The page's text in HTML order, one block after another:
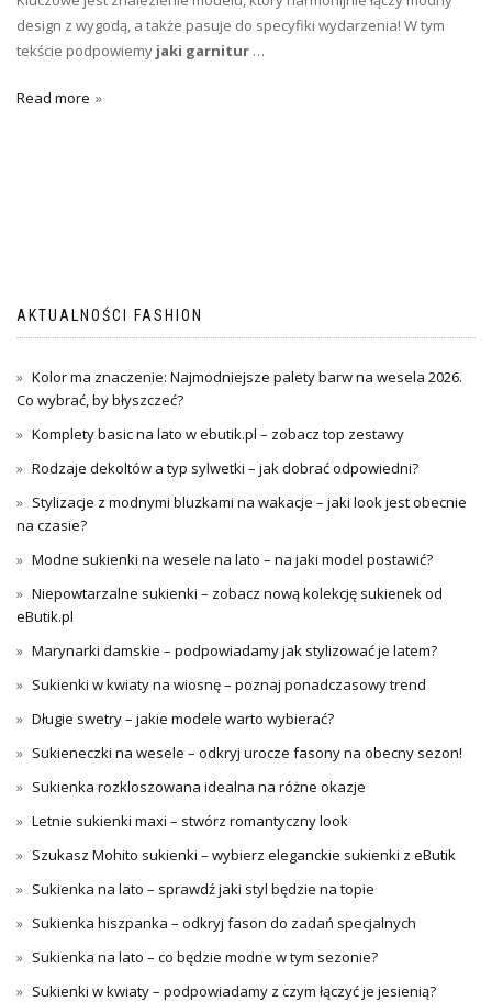
design z wygodą, a także pasuje do specyfiki wydarzenia! W tym
tekście podpowiemy jaki garnitur …
Read more
AKTUALNOŚCI FASHION
Kolor ma znaczenie: Najmodniejsze palety barw na wesela 2026.
Co wybrać, by błyszczeć?
Komplety basic na lato w ebutik.pl – zobacz top zestawy
Rodzaje dekoltów a typ sylwetki – jak dobrać odpowiedni?
Stylizacje z modnymi bluzkami na wakacje – jaki look jest obecnie
na czasie?
Modne sukienki na wesele na lato – na jaki model postawić?
Niepowtarzalne sukienki – zobacz nową kolekcję sukienek od
eButik.pl
Marynarki damskie – podpowiadamy jak stylizować je latem?
Sukienki w kwiaty na wiosnę – poznaj ponadczasowy trend
Długie swetry – jakie modele warto wybierać?
Sukieneczki na wesele – odkryj urocze fasony na obecny sezon!
Sukienka rozkloszowana idealna na różne okazje
Letnie sukienki maxi – stwórz romantyczny look
Szukasz Mohito sukienki – wybierz eleganckie sukienki z eButik
Sukienka na lato – sprawdź jaki styl będzie na topie
Sukienka hiszpanka – odkryj fason do zadań specjalnych
Sukienka na lato – co będzie modne w tym sezonie?
Sukienki w kwiaty – podpowiadamy z czym łączyć je jesienią?